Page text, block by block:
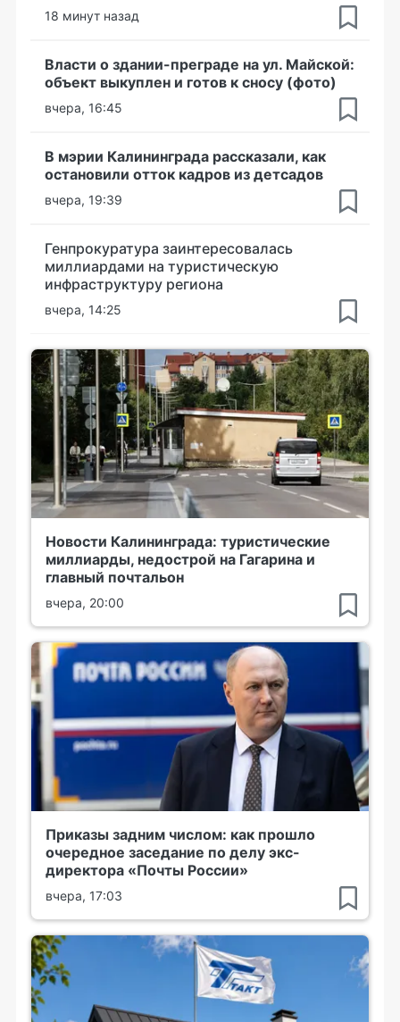
18 минут назад
Власти о здании-преграде на ул. Майской:
объект выкуплен и готов к сносу (фото)
вчера, 16:45
В мэрии Калининграда рассказали, как
остановили отток кадров из детсадов
вчера, 19:39
Генпрокуратура заинтересовалась
миллиардами на туристическую
инфраструктуру региона
вчера, 14:25
Новости Калининграда: туристические
миллиарды, недострой на Гагарина и
главный почтальон
вчера, 20:00
Приказы задним числом: как прошло
очередное заседание по делу экс-
директора «Почты России»
вчера, 17:03